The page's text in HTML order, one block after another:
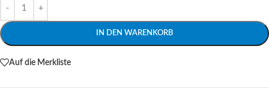
IN DEN WARENKORB
Alternative:
Auf die Merkliste